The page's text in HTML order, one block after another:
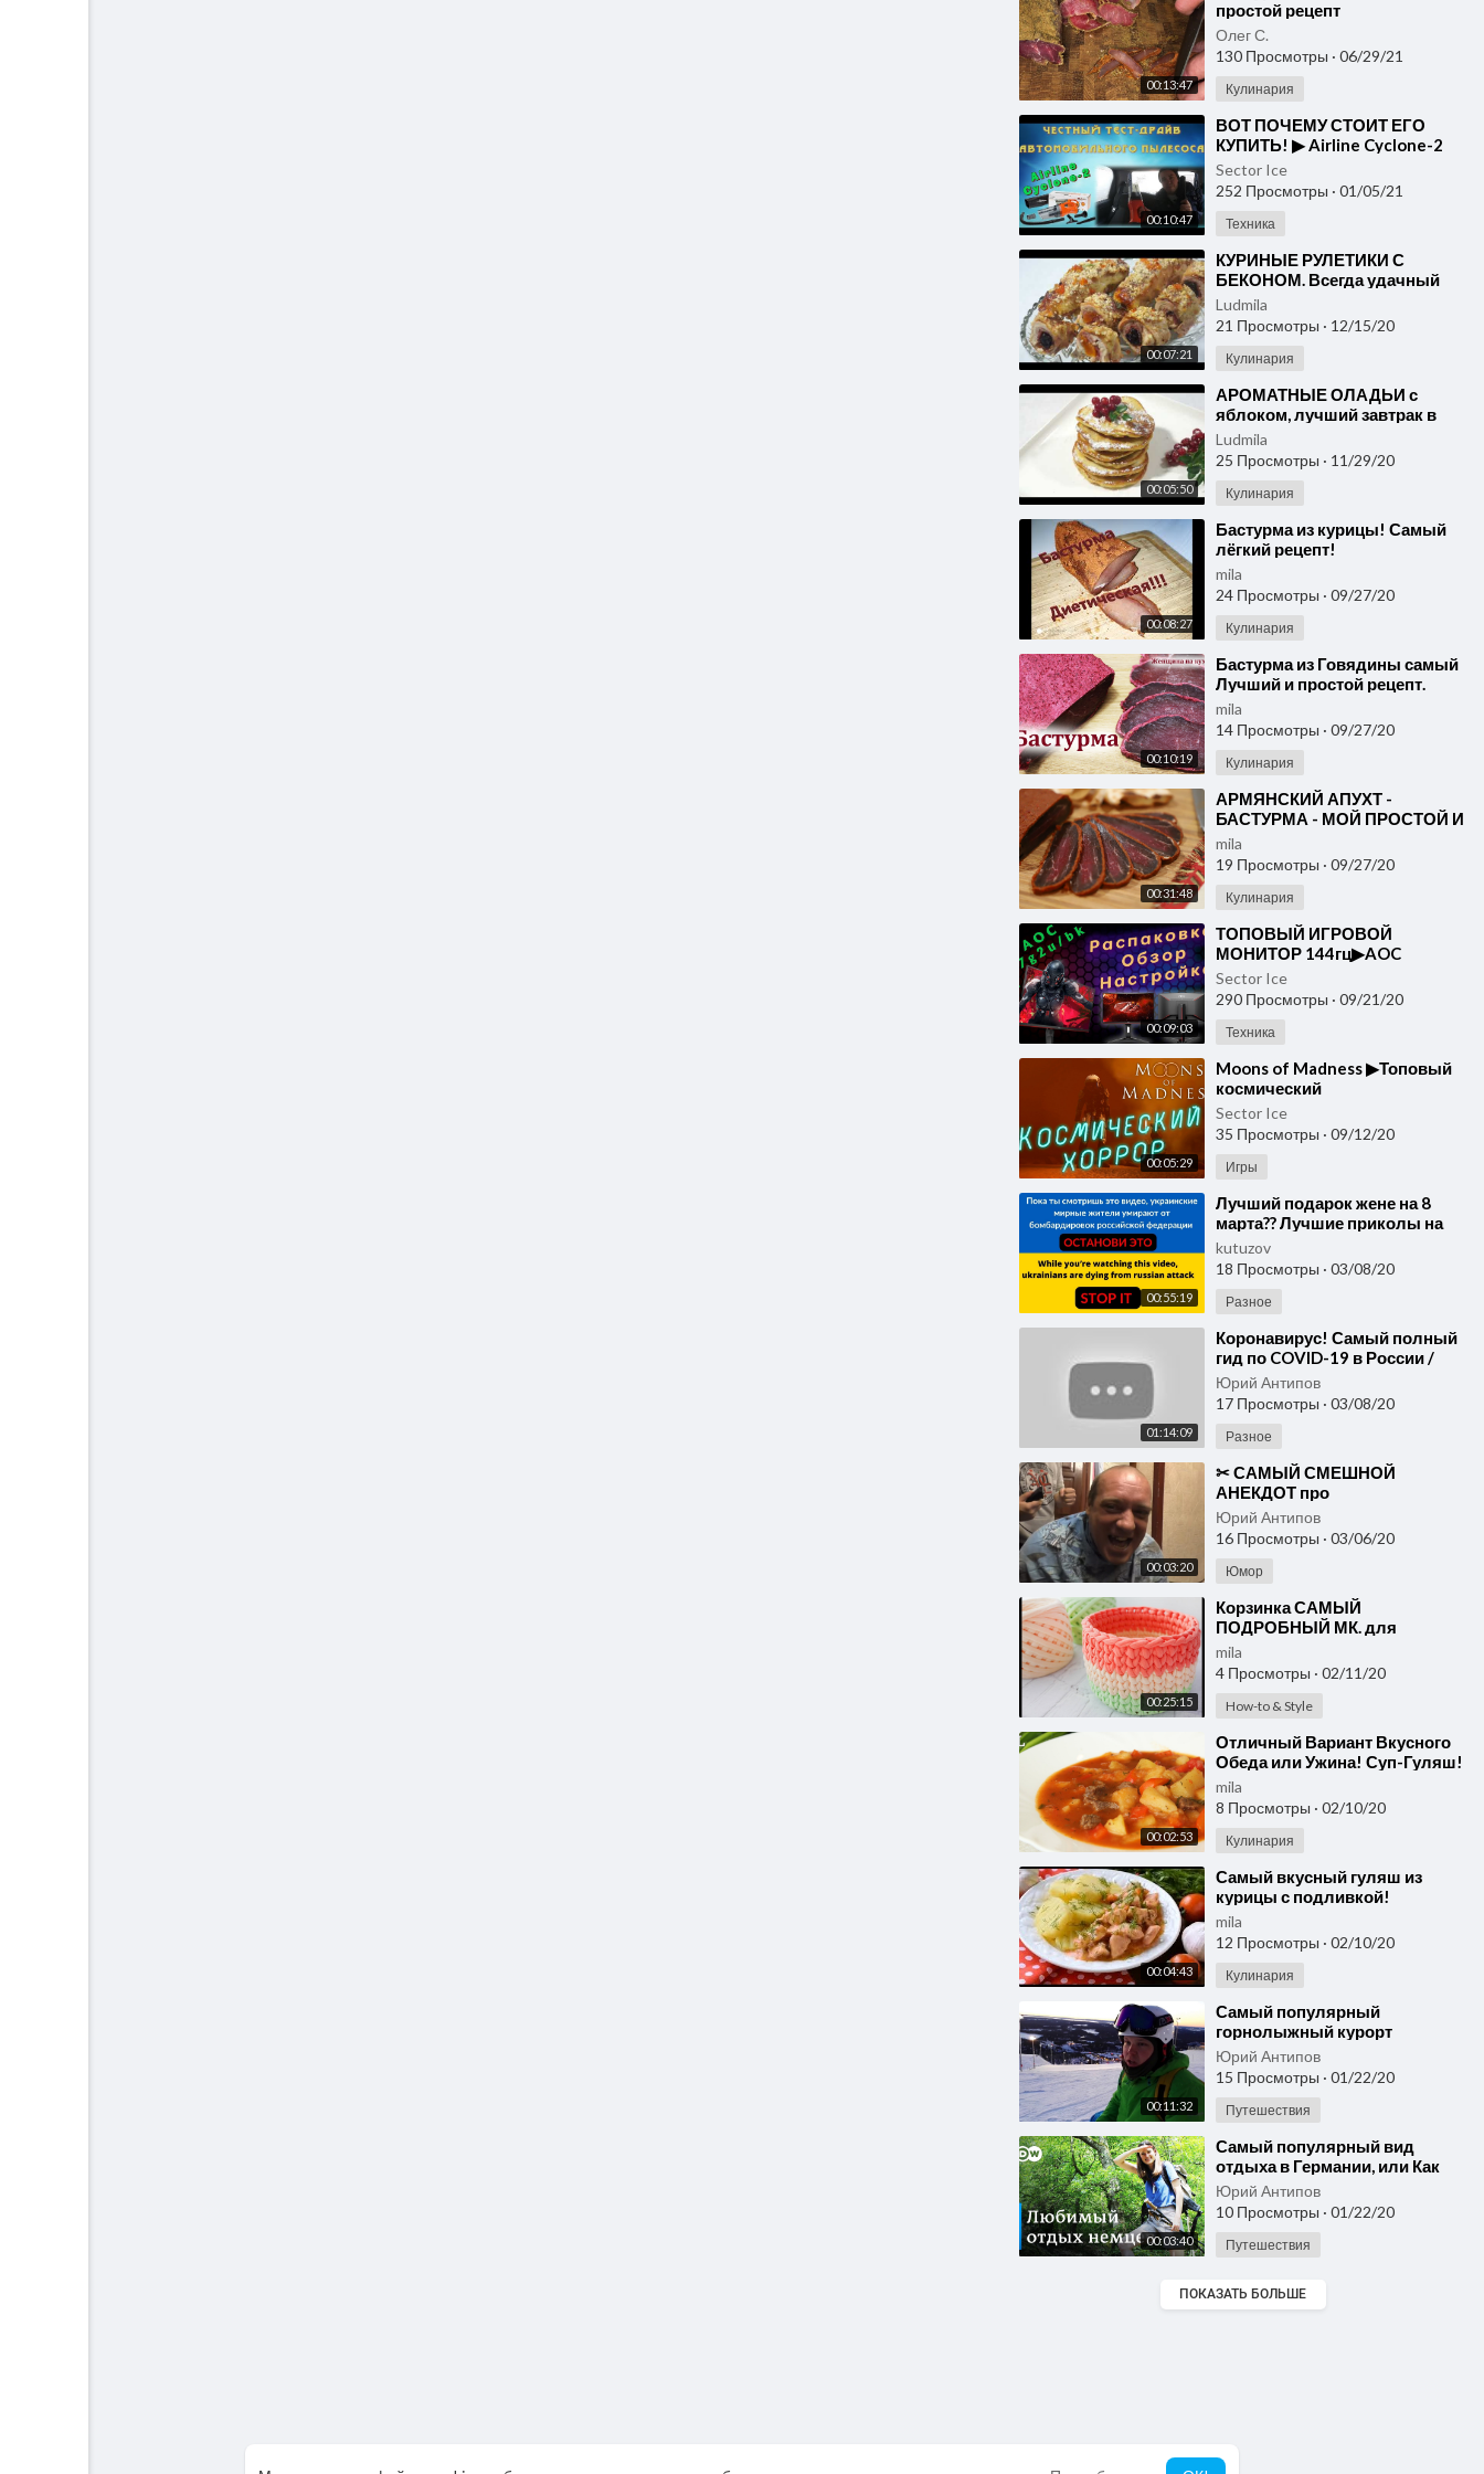
00:13:47
простой рецепт
приготовления.
Олег С.
130 Просмотры · 06/29/21
Кулинария
00:10:47
⁣ВОТ ПОЧЕМУ СТОИТ ЕГО
КУПИТЬ! ▶ Airline Cyclone-2
Sector Ice
252 Просмотры · 01/05/21
Техника
00:07:21
⁣КУРИНЫЕ РУЛЕТИКИ С
БЕКОНОМ. Всегда удачный
вариант Горячего блюда
Ludmila
21 Просмотры · 12/15/20
Кулинария
00:05:50
⁣АРОМАТНЫЕ ОЛАДЬИ с
яблоком, лучший завтрак в
выходные дни
Ludmila
25 Просмотры · 11/29/20
Кулинария
00:08:27
⁣Бастурма из курицы! Самый
лёгкий рецепт!
mila
24 Просмотры · 09/27/20
Кулинария
00:10:19
⁣Бастурма из Говядины самый
Лучший и простой рецепт.
Բաստուրմա, Basdırma,
Pastırma
mila
14 Просмотры · 09/27/20
Кулинария
00:31:48
⁣АРМЯНСКИЙ АПУХТ -
БАСТУРМА - МОЙ ПРОСТОЙ И
БЫСТРЫЙ ВАРИАНТ - Рецепт
от Эгине - Heghineh
mila
19 Просмотры · 09/27/20
Кулинария
00:09:03
⁣ТОПОВЫЙ ИГРОВОЙ
МОНИТОР 144гц▶AOC
27g2u/bk ▶Распаковка и
Настройка 27 дюймового Лося
Sector Ice
290 Просмотры · 09/21/20
Техника
00:05:29
⁣Moons of Madness ▶Топовый
космический
цветок▶Прощание с Лукасом
▶выпуск#12
Sector Ice
35 Просмотры · 09/12/20
Игры
00:55:19
⁣Лучший подарок жене на 8
марта?? Лучшие приколы на
женский праздник | Дизель
Шоу 2020
kutuzov
18 Просмотры · 03/08/20
Разное
01:14:09
⁣Коронавирус! Самый полный
гид по COVID-19 в России /
ЭПИДЕМИЯ с Антоном
Красовским
Юрий Антипов
17 Просмотры · 03/08/20
Разное
00:03:20
⁣✂ САМЫЙ СМЕШНОЙ
АНЕКДОТ про
Юрий Антипов
16 Просмотры · 03/06/20
Юмор
00:25:15
⁣Корзинка САМЫЙ
ПОДРОБНЫЙ МК. для
новичков
mila
4 Просмотры · 02/11/20
How-to & Style
00:02:53
⁣Отличный Вариант Вкусного
Обеда или Ужина! Суп-Гуляш!
Просто, Сытно и Оочень
Вкусно!
mila
8 Просмотры · 02/10/20
Кулинария
00:04:43
⁣Самый вкусный гуляш из
курицы с подливкой!
mila
12 Просмотры · 02/10/20
Кулинария
00:11:32
⁣Самый популярный
горнолыжный курорт
Финляндии Ruka.
Юрий Антипов
15 Просмотры · 01/22/20
Путешествия
00:03:40
⁣Самый популярный вид
отдыха в Германии, или Как
немцы ходят в походы
Юрий Антипов
10 Просмотры · 01/22/20
Путешествия
ПОКАЗАТЬ БОЛЬШЕ